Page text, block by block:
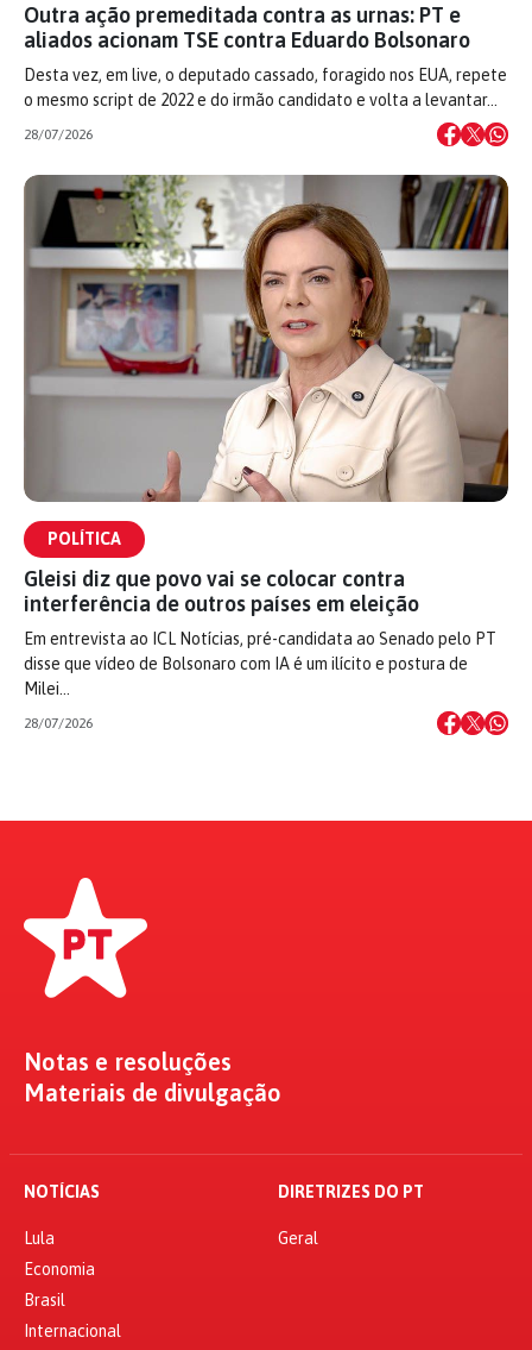
Outra ação premeditada contra as urnas: PT e
aliados acionam TSE contra Eduardo Bolsonaro
Desta vez, em live, o deputado cassado, foragido nos EUA, repete
o mesmo script de 2022 e do irmão candidato e volta a levantar…
28/07/2026
POLÍTICA
Gleisi diz que povo vai se colocar contra
interferência de outros países em eleição
Em entrevista ao ICL Notícias, pré-candidata ao Senado pelo PT
disse que vídeo de Bolsonaro com IA é um ilícito e postura de
Milei…
28/07/2026
Notas e resoluções
Materiais de divulgação
NOTÍCIAS
Lula
Economia
Brasil
Internacional
DIRETRIZES DO PT
Geral